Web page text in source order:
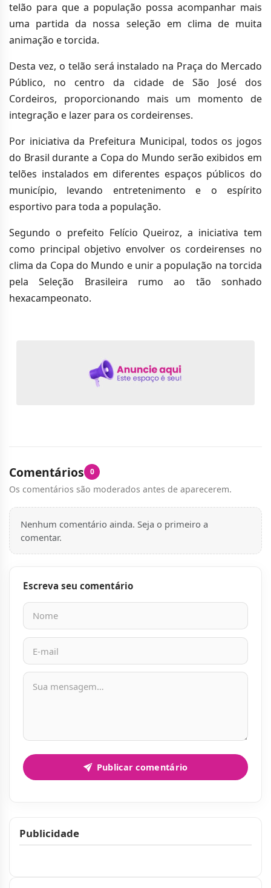
telão para que a população possa acompanhar mais
uma partida da nossa seleção em clima de muita
animação e torcida.
Desta vez, o telão será instalado na Praça do Mercado
Público, no centro da cidade de São José dos
Cordeiros, proporcionando mais um momento de
integração e lazer para os cordeirenses.
Por iniciativa da Prefeitura Municipal, todos os jogos
do Brasil durante a Copa do Mundo serão exibidos em
telões instalados em diferentes espaços públicos do
município, levando entretenimento e o espírito
esportivo para toda a população.
Segundo o prefeito Felício Queiroz, a iniciativa tem
como principal objetivo envolver os cordeirenses no
clima da Copa do Mundo e unir a população na torcida
pela Seleção Brasileira rumo ao tão sonhado
hexacampeonato.
Comentários 0
Os comentários são moderados antes de aparecerem.
Nenhum comentário ainda. Seja o primeiro a
comentar.
Escreva seu comentário
Nome
E-mail
Mensagem
Publicar comentário
Publicidade